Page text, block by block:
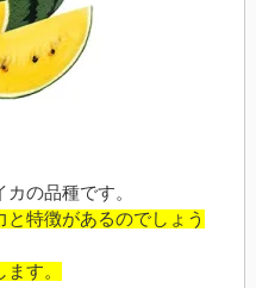
の品種です。
特徴があるのでしょう
す。